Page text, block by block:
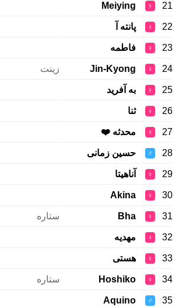
21
♀
Meiying
22
♀ پانته آ
23
♀ فاطمه
24
♀
Jin-Kyong زینت
25
♀ به آفرید
26
♀ ثنا
27
♀ محدثه ❤️
28
♂ حسین زمانی
29
♀ آناهیتا
30
♀
Akina
31
♀
Bha ستاره
32
♀ مهدیه
33
♀ هستی
34
♀
Hoshiko ستاره
35
♂
Aquino